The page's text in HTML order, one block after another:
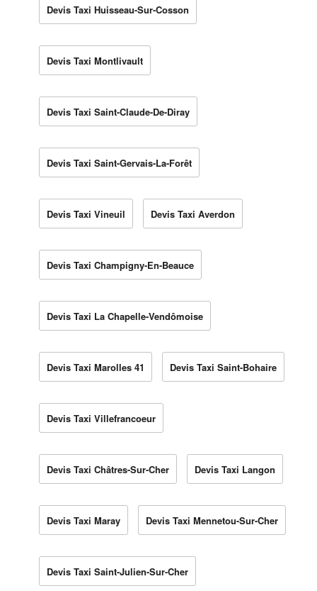
Devis Taxi Huisseau-Sur-Cosson
Devis Taxi Montlivault
Devis Taxi Saint-Claude-De-Diray
Devis Taxi Saint-Gervais-La-Forêt
Devis Taxi Vineuil Devis Taxi Averdon
Devis Taxi Champigny-En-Beauce
Devis Taxi La Chapelle-Vendômoise
Devis Taxi Marolles 41 Devis Taxi Saint-Bohaire
Devis Taxi Villefrancoeur
Devis Taxi Châtres-Sur-Cher Devis Taxi Langon
Devis Taxi Maray Devis Taxi Mennetou-Sur-Cher
Devis Taxi Saint-Julien-Sur-Cher